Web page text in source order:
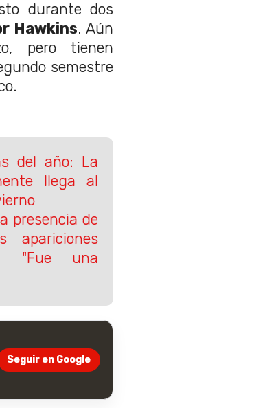
durante dos
Hawkins. Aún
pero tienen
semestre
del año: La
llega al
presencia de
"Fue una
Seguir en Google